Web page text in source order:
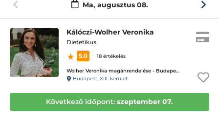
Ma, augusztus 08.
Kálóczi-Wolher Veronika
Dietetikus
5.0
18 értékelés
Wolher Veronika magánrendelése - Budapest XIII. kerület
Budapest, XIII. kerület
Következő időpont: szeptember 07.